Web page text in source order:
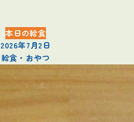
本日の給食
2026年7月2日
給食・おやつ